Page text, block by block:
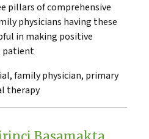
pillars of comprehensive
physicians having these
in making positive
patient
family physician, primary
therapy